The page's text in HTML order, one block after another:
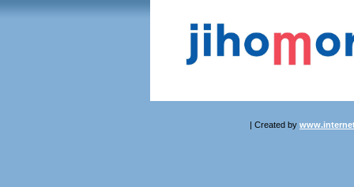
| Created by